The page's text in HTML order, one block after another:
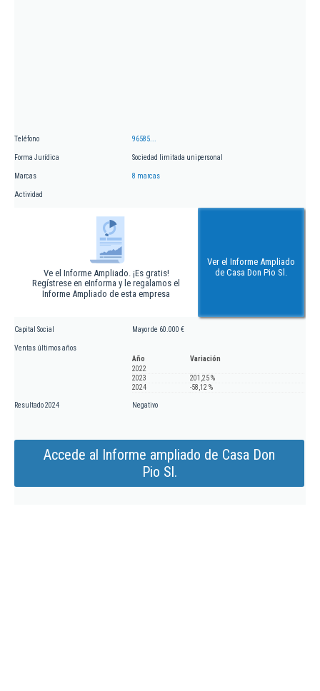
Teléfono 96585...
Forma Jurídica Sociedad limitada unipersonal
Marcas 8 marcas
Actividad
Ve el Informe Ampliado. ¡Es gratis!
Regístrese en eInforma y le regalamos el
Informe Ampliado de esta empresa
Ver el Informe Ampliado
de Casa Don Pio Sl.
Capital Social Mayor de 60.000 €
Ventas últimos años
Año
Variación
2022
2023
201,25 %
2024
-58,12 %
Resultado 2024 Negativo
Accede al Informe ampliado de Casa Don
Pio Sl.